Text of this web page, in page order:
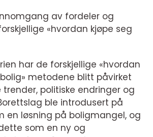
av fordeler og
«hvordan kjøpe seg
har de forskjellige «hvordan
metodene blitt påvirket
trender, politiske endringer og
ble introdusert på
en løsning på boligmangel, og
som en ny og